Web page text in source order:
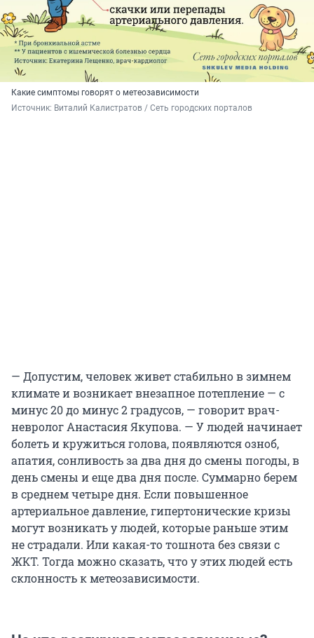
Какие симптомы говорят о метеозависимости
Источник: Виталий Калистратов / Сеть городских порталов
— Допустим, человек живет стабильно в зимнем
климате и возникает внезапное потепление — с
минус 20 до минус 2 градусов, — говорит врач-
невролог Анастасия Якупова. — У людей начинает
болеть и кружиться голова, появляются озноб,
апатия, сонливость за два дня до смены погоды, в
день смены и еще два дня после. Суммарно берем
в среднем четыре дня. Если повышенное
артериальное давление, гипертонические кризы
могут возникать у людей, которые раньше этим
не страдали. Или какая-то тошнота без связи с
ЖКТ. Тогда можно сказать, что у этих людей есть
склонность к метеозависимости.